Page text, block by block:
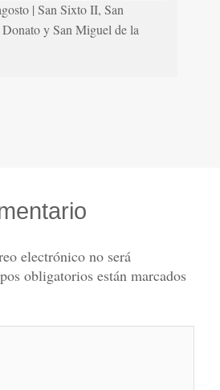
| San Sixto II, San
Donato y San Miguel de la
electrónico no será
obligatorios están marcados